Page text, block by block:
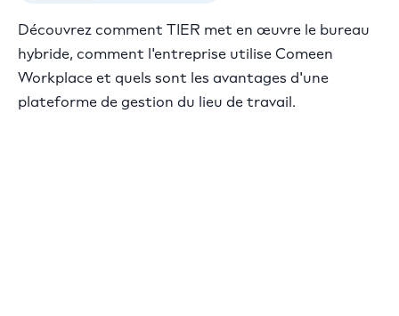
Découvrez comment TIER met en œuvre le bureau
hybride, comment l'entreprise utilise Comeen
Workplace et quels sont les avantages d'une
plateforme de gestion du lieu de travail.